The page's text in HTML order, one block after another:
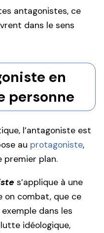
antagonistes, ce
dans le sens
en
personne
l’antagoniste est
au protagoniste,
premier plan.
s’applique à une
on combat, que ce
dans les
idéologique,